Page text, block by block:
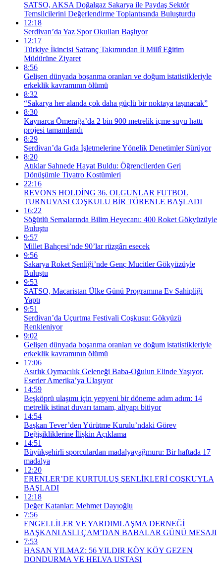
SATSO, AKSA Doğalgaz Sakarya ile Paydaş Sektör
Temsilcilerini Değerlendirme Toplantısında Buluşturdu
12:18
Serdivan’da Yaz Spor Okulları Başlıyor
12:17
Türkiye İkincisi Satranç Takımından İl Millî Eğitim
Müdürüne Ziyaret
8:56
Gelişen dünyada boşanma oranları ve doğum istatistikleriyle
erkeklik kavramının ölümü
8:32
“Sakarya her alanda çok daha güçlü bir noktaya taşınacak”
8:30
Kaynarca Ömerağa’da 2 bin 900 metrelik içme suyu hattı
projesi tamamlandı
8:29
Serdivan’da Gıda İşletmelerine Yönelik Denetimler Sürüyor
8:20
Atıklar Sahnede Hayat Buldu: Öğrencilerden Geri
Dönüşümle Tiyatro Kostümleri
22:16
REVONS HOLDİNG 36. OLGUNLAR FUTBOL
TURNUVASI COŞKULU BİR TÖRENLE BAŞLADI
16:22
Söğütlü Semalarında Bilim Heyecanı: 400 Roket Gökyüzüyle
Buluştu
9:57
Millet Bahçesi’nde 90’lar rüzgârı esecek
9:56
Sakarya Roket Şenliği’nde Genç Mucitler Gökyüzüyle
Buluştu
9:53
SATSO, Macaristan Ülke Günü Programına Ev Sahipliği
Yaptı
9:51
Serdivan’da Uçurtma Festivali Coşkusu: Gökyüzü
Renkleniyor
9:02
Gelişen dünyada boşanma oranları ve doğum istatistikleriyle
erkeklik kavramının ölümü
17:06
Asırlık Oymacılık Geleneği Baba-Oğulun Elinde Yaşıyor,
Eserler Amerika’ya Ulaşıyor
14:59
Beşköprü ulaşımı için yepyeni bir döneme adım adım: 14
metrelik istinat duvarı tamam, altyapı bitiyor
14:54
Başkan Tever’den Yürütme Kurulu’ndaki Görev
Değişikliklerine İlişkin Açıklama
14:51
Büyükşehirli sporculardan madalyayağmuru: Bir haftada 17
madalya
12:20
ERENLER’DE KURTULUŞ ŞENLİKLERİ COŞKUYLA
BAŞLADI
12:18
Değer Katanlar: Mehmet Dayıoğlu
7:56
ENGELLİLER VE YARDIMLAŞMA DERNEĞİ
BAŞKANI ASLI ÇAM’DAN BABALAR GÜNÜ MESAJI
7:53
HASAN YILMAZ: 56 YILDIR KÖY KÖY GEZEN
DONDURMA VE HELVA USTASI